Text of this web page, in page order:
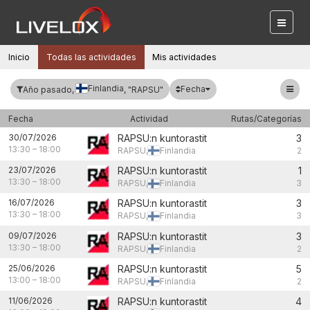
Inicio Todas las actividades Mis actividades
Año pasado, Finlandia, "RAPSU" Fecha
Fecha Actividad
Rutas/Categorías
30/07/2026
13:30 – 18:00
RAPSU:n kuntorastit
RAPSU, Finlandia
3
2
23/07/2026
13:30 – 18:00
RAPSU:n kuntorastit
RAPSU, Finlandia
1
3
16/07/2026
13:30 – 18:00
RAPSU:n kuntorastit
RAPSU, Finlandia
3
3
09/07/2026
13:30 – 18:00
RAPSU:n kuntorastit
RAPSU, Finlandia
3
2
25/06/2026
13:00 – 18:00
RAPSU:n kuntorastit
RAPSU, Finlandia
5
2
11/06/2026
RAPSU:n kuntorastit 4